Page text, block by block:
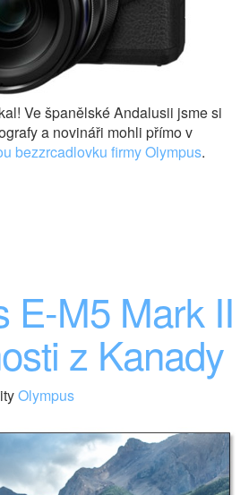
Ve španělské Andalusii jsme si
a novináři mohli přímo v
bezzrcadlovku firmy Olympus.
E-M5 Mark II
z Kanady
Olympus